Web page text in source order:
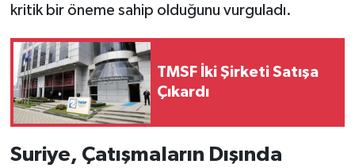
kritik bir öneme sahip olduğunu vurguladı.
TMSF İki Şirketi Satışa
Çıkardı
Suriye, Çatışmaların Dışında